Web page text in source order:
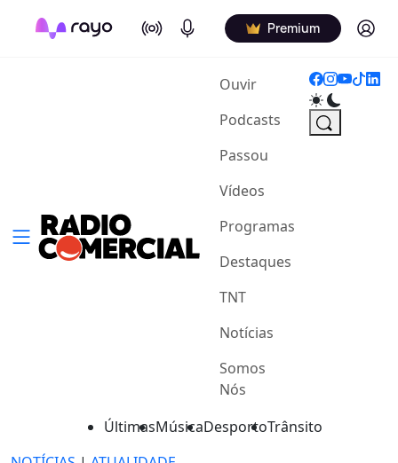
On Air Podcasts Premium Log in
Ouvir(current)
Podcasts
Passou
Vídeos
Programas
Destaques
TNT
Notícias
Somos
Nós
ÚltimasMúsicaDesportoTrânsito